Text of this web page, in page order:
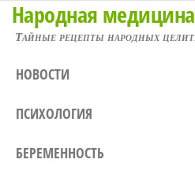
Перейти
Народная медицина
Тайные рецепты народных
НОВОСТИ
ПСИХОЛОГИЯ
БЕРЕМЕННОСТЬ